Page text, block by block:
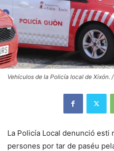
Vehículos de la Policía local de Xixón.
La Policía Local denunció esti
persones por tar de paséu